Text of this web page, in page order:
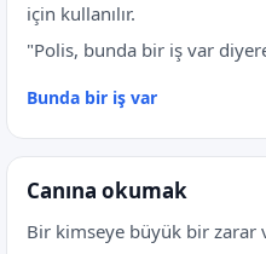
için kullanılır.
"Polis, bunda bir iş var
Bunda bir iş var
Canına okumak
Bir kimseye büyük bir zarar